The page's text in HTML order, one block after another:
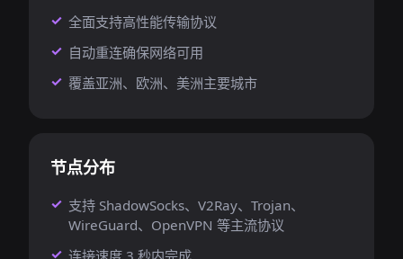
全面支持高性能传输协议
自动重连确保网络可用
覆盖亚洲、欧洲、美洲主要城市
节点分布
支持 ShadowSocks、V2Ray、Trojan、
WireGuard、OpenVPN 等主流协议
连接速度 3 秒内完成